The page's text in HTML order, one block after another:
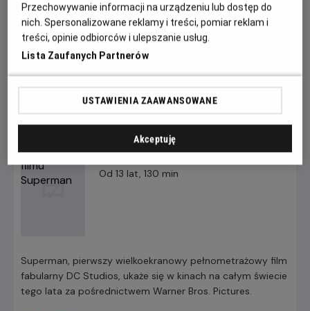
Jesteśmy przekonani, że taka mieszanka zapierającej dech
w piersiach akcji, humoru i wzruszeń, jeszcze długo po
powrocie do domu nie pozwoli Wam zasnąć. Czy jesteście
na to gotowi?
FILMY WYDARZENIA
Superman
Od 13 lat, 130 min
Superman, pierwszy wielkoekranowy pełnometrażowy film
fabularny DC Studios, ukaże się w kinach na całym świecie
tego lata za pośrednictwem Warner Bros. Pictures.
Przechowywanie informacji na urządzeniu lub dostęp do
nich. Spersonalizowane reklamy i treści, pomiar reklam i
treści, opinie odbiorców i ulepszanie usług.
Lista Zaufanych Partnerów
USTAWIENIA ZAAWANSOWANE
Akceptuję